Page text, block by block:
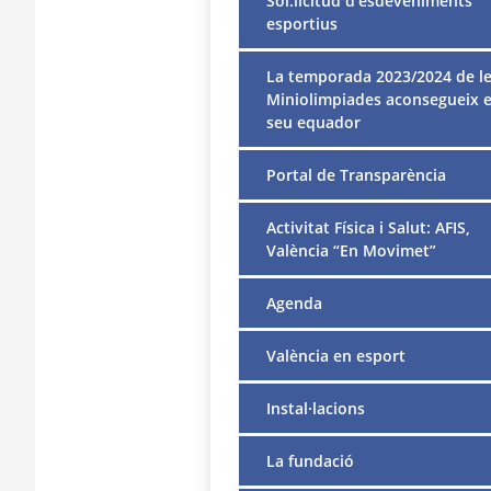
esportius
La temporada 2023/2024 de
Miniolimpiades aconsegueix
seu equador
Portal de Transparència
Activitat Física i Salut: AFIS,
València “En Movimet”
Agenda
València en esport
Instal·lacions
La fundació